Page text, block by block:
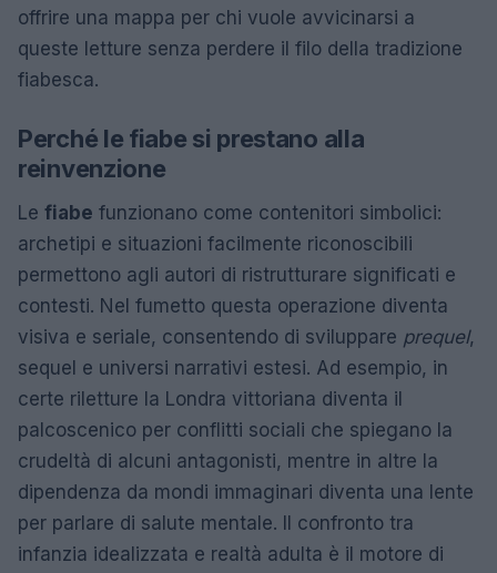
offrire una mappa per chi vuole avvicinarsi a
queste letture senza perdere il filo della tradizione
fiabesca.
Perché le fiabe si prestano alla
reinvenzione
Le fiabe funzionano come contenitori simbolici:
archetipi e situazioni facilmente riconoscibili
permettono agli autori di ristrutturare significati e
contesti. Nel fumetto questa operazione diventa
visiva e seriale, consentendo di sviluppare prequel,
sequel e universi narrativi estesi. Ad esempio, in
certe riletture la Londra vittoriana diventa il
palcoscenico per conflitti sociali che spiegano la
crudeltà di alcuni antagonisti, mentre in altre la
dipendenza da mondi immaginari diventa una lente
per parlare di salute mentale. Il confronto tra
infanzia idealizzata e realtà adulta è il motore di